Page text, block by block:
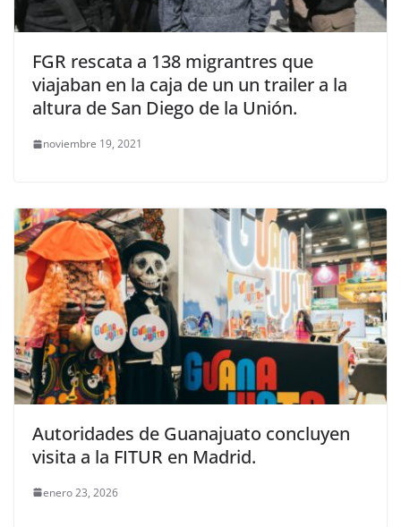
FGR rescata a 138 migrantres que
viajaban en la caja de un un trailer a la
altura de San Diego de la Unión.
noviembre 19, 2021
Autoridades de Guanajuato concluyen
visita a la FITUR en Madrid.
enero 23, 2026